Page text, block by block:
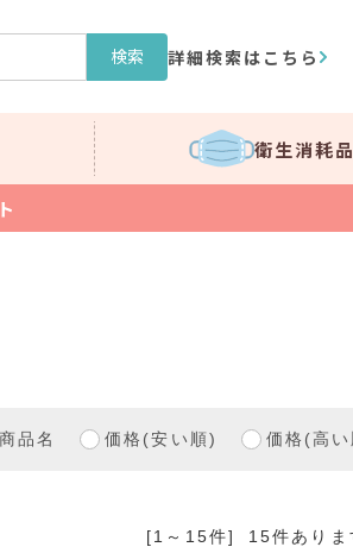
検索 詳細検索はこちら
衛生消耗品
商品名 価格(安い順) 価格(高い
[1～15件] 15件ありま